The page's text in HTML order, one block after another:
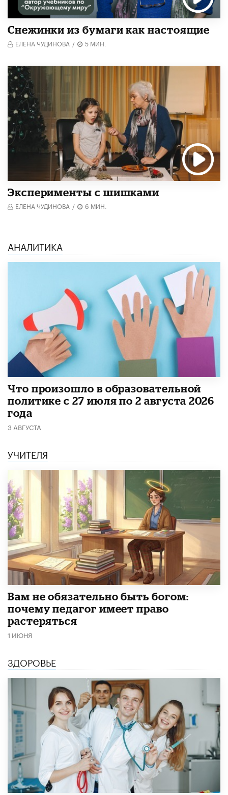
Снежинки из бумаги как настоящие
ЕЛЕНА ЧУДИНОВА / 5 МИН.
Эксперименты с шишками
ЕЛЕНА ЧУДИНОВА / 6 МИН.
АНАЛИТИКА
​Что произошло в образовательной
политике с 27 июля по 2 августа 2026
года
3 АВГУСТА
УЧИТЕЛЯ
​Вам не обязательно быть богом:
почему педагог имеет право
растеряться
1 ИЮНЯ
ЗДОРОВЬЕ